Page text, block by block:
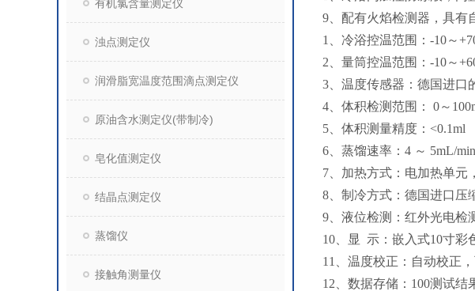
有机氯含量测定仪
浊点测定仪
润滑脂宽温度范围滴点测定仪
原油含水测定仪(带制冷)
皂化值测定仪
结晶点测定仪
蒸馏仪
接触角测量仪
9、配有火焰检测器，具有
1、冷浴控温范围：-10～
2、量筒控温范围：-10～
3、温度传感器：德国进口
4、体积检测范围： 0～
5、体积测量精度：<0.1ml
6、蒸馏速率：4 ～ 5mL/min
7、加热方式：电加热单元
8、制冷方式：德国进口压
9、液位检测：红外光电检
10、显 示：嵌入式10寸彩
11、温度校正：自动校正，
12、数据存储：100测试结